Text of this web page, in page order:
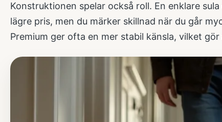
Konstruktionen spelar också roll. En enklare
lägre pris, men du märker skillnad när du går
Premium ger ofta en mer stabil känsla, vilket